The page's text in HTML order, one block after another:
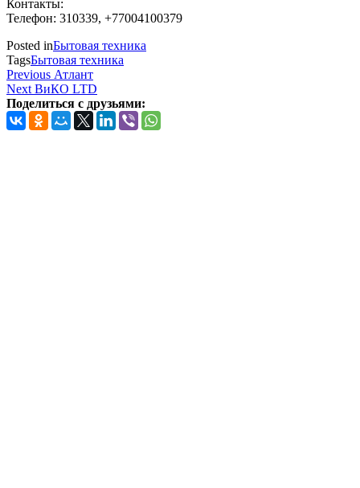
Контакты:
Телефон: 310339, +77004100379
Posted inБытовая техника
TagsБытовая техника
Навигация
по
записям
Previous
Post
Previous Атлант
Next
Post
Next ВиКО LTD
Поделиться с друзьями: